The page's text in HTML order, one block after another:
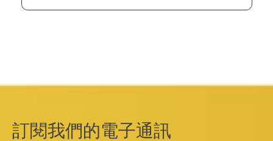
訂閱我們的電子通訊